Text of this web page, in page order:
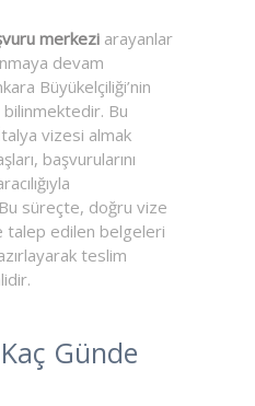
merkezi arayanlar
devam
Büyükelçiliği’nin
bilinmektedir. Bu
vizesi almak
başvurularını
süreçte, doğru vize
talep edilen belgeleri
teslim
Günde